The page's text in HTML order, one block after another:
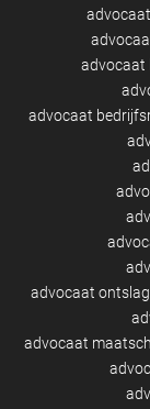
advocaat
advocaat
advocaat
advocaat